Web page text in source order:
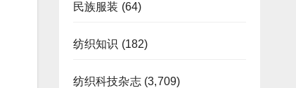
民族服装 (64)
纺织知识 (182)
纺织科技杂志(3,709)